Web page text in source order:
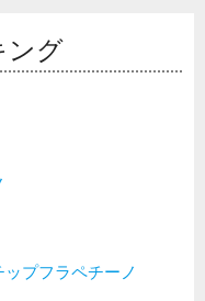
ング
プフラペチーノ